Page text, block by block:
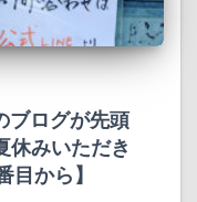
ブログが先頭
休みいただき
目から】